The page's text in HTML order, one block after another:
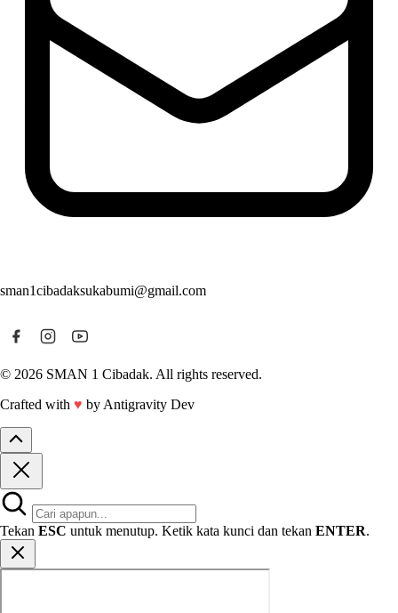
sman1cibadaksukabumi@gmail.com
© 2026 SMAN 1 Cibadak. All rights reserved.
Crafted with ♥ by Antigravity Dev
Tekan ESC untuk menutup. Ketik kata kunci dan tekan ENTER.